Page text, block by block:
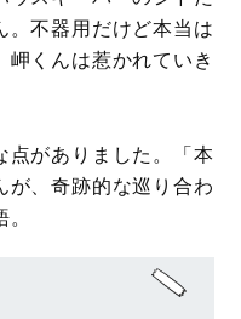
。不器用だけど本当は
くんは惹かれていき
点がありました。「本
が、奇跡的な巡り合わ